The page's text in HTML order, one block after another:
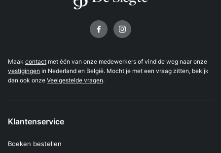
Maak contact met één van onze medewerkers of vind de weg naar onze
vestigingen in Nederland en België. Mocht je met een vraag zitten, bekijk
dan ook onze Veelgestelde vragen.
Klantenservice
Boeken bestellen